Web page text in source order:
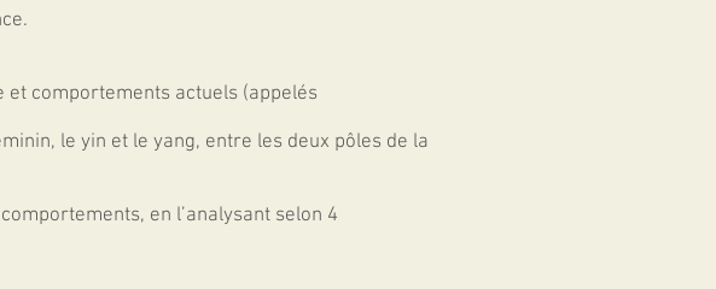
et comportements actuels (appelés
le yin et le yang, entre les deux pôles de la
en l’analysant selon 4